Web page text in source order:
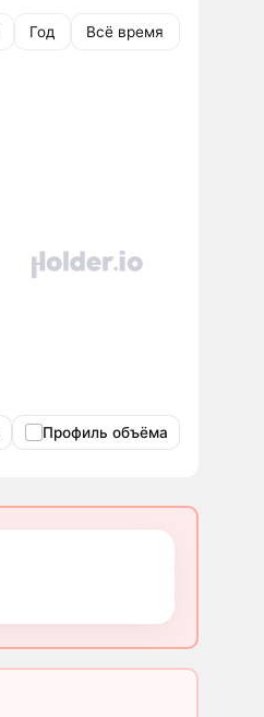
Год Всё время
Профиль объёма